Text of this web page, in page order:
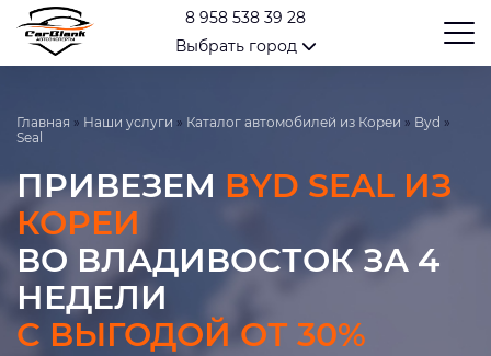
8 958 538 39 28
Выбрать город
Главная » Наши услуги » Каталог автомобилей из Кореи » Byd »
Seal
ПРИВЕЗЕМ BYD SEAL ИЗ
КОРЕИ
ВО ВЛАДИВОСТОК ЗА 4
НЕДЕЛИ
С ВЫГОДОЙ ОТ 30%